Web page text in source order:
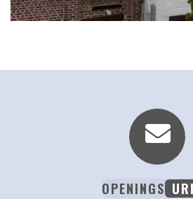
OPENINGS